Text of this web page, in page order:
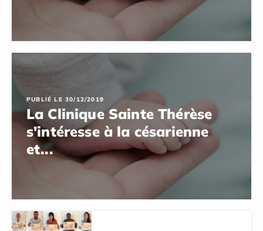
PUBLIÉ LE 30/12/2019
La Clinique Sainte Thérèse
s'intéresse à la césarienne
et...